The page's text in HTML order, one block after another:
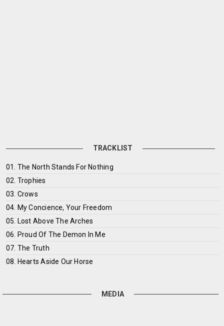
TRACKLIST
01. The North Stands For Nothing
02. Trophies
03. Crows
04. My Concience, Your Freedom
05. Lost Above The Arches
06. Proud Of The Demon In Me
07. The Truth
08. Hearts Aside Our Horse
MEDIA